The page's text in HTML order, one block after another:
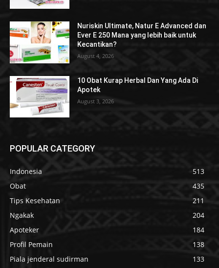
Nuriskin Ultimate, Natur E Advanced dan
Ever E 250 Mana yang lebih baik untuk
Kecantikan?
August 4, 2026
10 Obat Kurap Herbal Dan Yang Ada Di
Apotek
August 3, 2026
POPULAR CATEGORY
Indonesia
513
Obat
435
Tips Kesehatan
211
Ngakak
204
Apoteker
184
Profil Pemain
138
Piala jenderal sudirman
133